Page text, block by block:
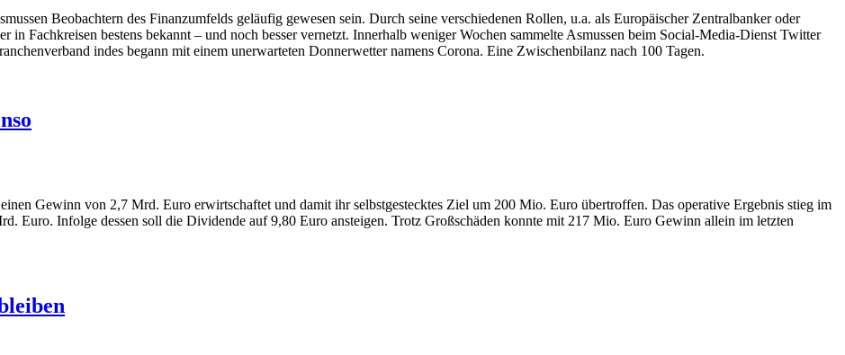
Beobachtern des Finanzumfelds geläufig gewesen sein. Durch seine verschiedenen Rollen, u.a. als Europäischer Zentralbanker oder
in Fachkreisen bestens bekannt – und noch besser vernetzt. Innerhalb weniger Wochen sammelte Asmussen beim Social-Media-Dienst Twitter
indes begann mit einem unerwarteten Donnerwetter namens Corona. Eine Zwischenbilanz nach 100 Tagen.
Gewinn von 2,7 Mrd. Euro erwirtschaftet und damit ihr selbstgestecktes Ziel um 200 Mio. Euro übertroffen. Das operative Ergebnis stieg im
Euro. Infolge dessen soll die Dividende auf 9,80 Euro ansteigen. Trotz Großschäden konnte mit 217 Mio. Euro Gewinn allein im letzten